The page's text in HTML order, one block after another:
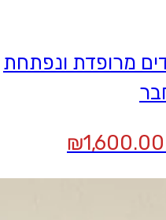
מרופדת ונפתחת
₪1,600.00